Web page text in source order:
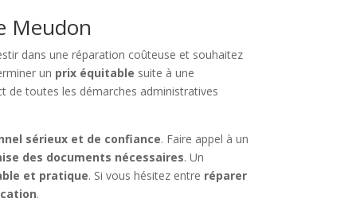
Meudon
dans une réparation coûteuse et souhaitez
un prix équitable suite à une
de toutes les démarches administratives
sérieux et de confiance. Faire appel à un
des documents nécessaires. Un
et pratique. Si vous hésitez entre réparer
.